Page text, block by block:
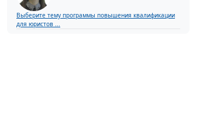
Выберите тему программы повышения квалификации
для юристов ...